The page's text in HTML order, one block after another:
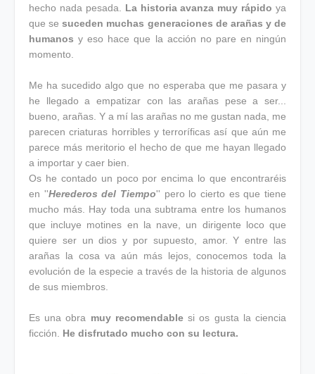
hecho nada pesada. La historia avanza muy rápido ya
que se suceden muchas generaciones de arañas y de
humanos y eso hace que la acción no pare en ningún
momento.
Me ha sucedido algo que no esperaba que me pasara y
he llegado a empatizar con las arañas pese a ser...
bueno, arañas. Y a mí las arañas no me gustan nada, me
parecen criaturas horribles y terroríficas así que aún me
parece más meritorio el hecho de que me hayan llegado
a importar y caer bien.
Os he contado un poco por encima lo que encontraréis
en ''Herederos del Tiempo'' pero lo cierto es que tiene
mucho más. Hay toda una subtrama entre los humanos
que incluye motines en la nave, un dirigente loco que
quiere ser un dios y por supuesto, amor. Y entre las
arañas la cosa va aún más lejos, conocemos toda la
evolución de la especie a través de la historia de algunos
de sus miembros.
Es una obra muy recomendable si os gusta la ciencia
ficción. He disfrutado mucho con su lectura.